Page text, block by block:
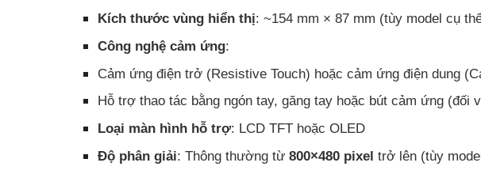
Kích thước vùng hiển thị: ~154 mm × 87 mm (tùy model cụ
Công nghệ cảm ứng:
Cảm ứng điện trở (Resistive Touch) hoặc cảm ứng điện dung
Hỗ trợ thao tác bằng ngón tay, găng tay hoặc bút cảm ứng (đối
Loại màn hình hỗ trợ: LCD TFT hoặc OLED
Độ phân giải: Thông thường từ 800×480 pixel trở lên (tùy